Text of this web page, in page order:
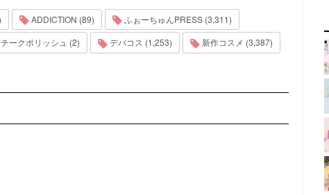
ADDICTION (89)
ふぉーちゅんPRESS (3,311)
チークポリッシュ (2) デパコス (1,253)
新作コスメ (3,387)